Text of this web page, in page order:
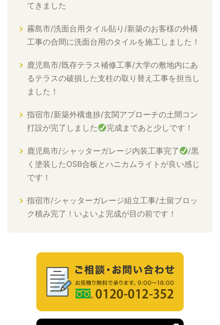
てきました
霧島市/洗面台用タイル貼り/新築のお客様の外構
工事の合間に洗面台用のタイルを施工しました！
鹿児島市/既存テラス補修工事/大学の敷地内にあ
るテラスの破損した支柱の取り替え工事を担当し
ました！
指宿市/新築外構進捗/玄関アプローチの土間コン
打設が完了しました
完成まであと少しです！
鹿児島市/シャッターガレージ内装工事完了
/黒
く塗装したOSB合板とハニカムライトが良い感じ
です！
指宿市/シャッターガレージ組立工事/土留ブロッ
ク積み完了！いよいよ完成が目の前です！